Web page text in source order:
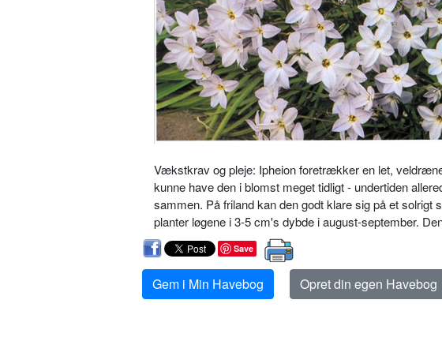
Vækstkrav og pleje: Ipheion foretræk­ker en let,
kunne have den i blomst meget tidligt - undertiden
sammen. På friland kan den godt klare sig på et
planter løgene i 3-5 cm's dybde i august-september.
Save
Gem i Min Havebog Opret din egen Havebog